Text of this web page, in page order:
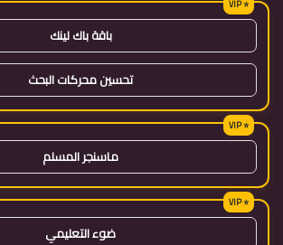
باقة باك لينك
تحسين محركات البحث
ماسنجر المسلم
ضوء التعليمي